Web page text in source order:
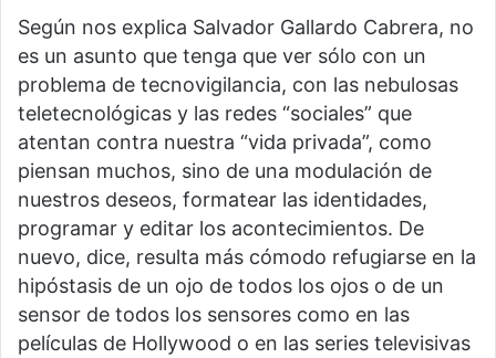
Según nos explica Salvador Gallardo Cabrera, no
es un asunto que tenga que ver sólo con un
problema de tecnovigilancia, con las nebulosas
teletecnológicas y las redes “sociales” que
atentan contra nuestra “vida privada”, como
piensan muchos, sino de una modulación de
nuestros deseos, formatear las identidades,
programar y editar los acontecimientos. De
nuevo, dice, resulta más cómodo refugiarse en la
hipóstasis de un ojo de todos los ojos o de un
sensor de todos los sensores como en las
películas de Hollywood o en las series televisivas